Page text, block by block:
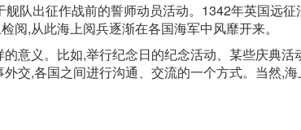
队出征作战前的誓师动员活动。1342年英国远
阅,从此海上阅兵逐渐在各国海军中风靡开来。
意义。比如,举行纪念日的纪念活动、某些庆典活
交,各国之间进行沟通、交流的一个方式。当然,